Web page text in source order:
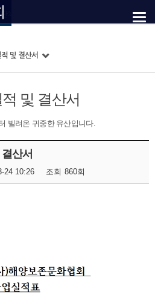
및 결산서
체 사업실적
및 결산서
빌려온 귀중한 유산입니다.
산서
24 10:26 조회 860회